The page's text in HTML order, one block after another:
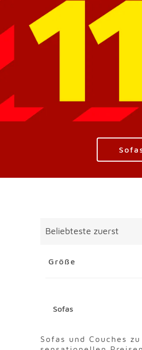
Beliebteste zuerst
Größe
Sofas
Sofas und Couches zu